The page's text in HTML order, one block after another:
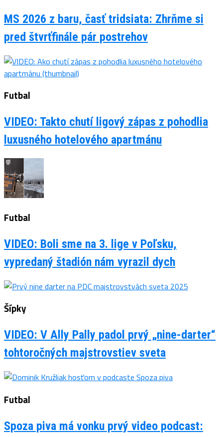
MS 2026 z baru, časť tridsiata: Zhrňme si
pred štvrťfinále pár postrehov
Futbal
VIDEO: Takto chutí ligový zápas z pohodlia
luxusného hotelového apartmánu
Futbal
VIDEO: Boli sme na 3. lige v Poľsku,
vypredaný štadión nám vyrazil dych
Šípky
VIDEO: V Ally Pally padol prvý „nine-darter“
tohtoročných majstrovstiev sveta
Futbal
Spoza piva má vonku prvý video podcast: